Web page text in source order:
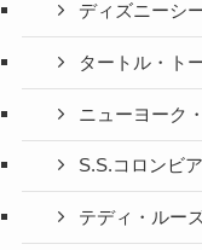
ディズニーシ
タートル・ト
ニューヨーク
S.S.コロンビ
テディ・ルー